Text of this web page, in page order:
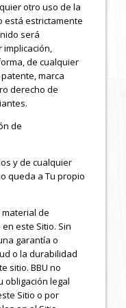
otro uso de la
está estrictamente
será
de cualquier
marca
derecho de
de
y de cualquier
queda a Tu propio
de
este Sitio. Sin
garantía o
o la durabilidad
sitio. BBU no
obligación legal
Sitio o por